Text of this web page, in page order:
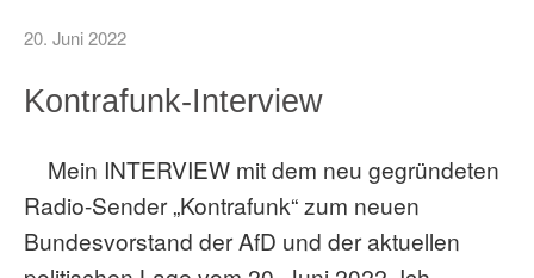
20. Juni 2022
Kontrafunk-Interview
Mein INTERVIEW mit dem neu gegründeten
Radio-Sender „Kontrafunk“ zum neuen
Bundesvorstand der AfD und der aktuellen